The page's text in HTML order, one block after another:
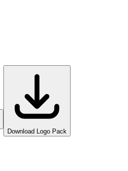
Download Logo Pack